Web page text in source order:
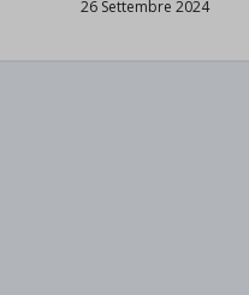
26 Settembre 2024